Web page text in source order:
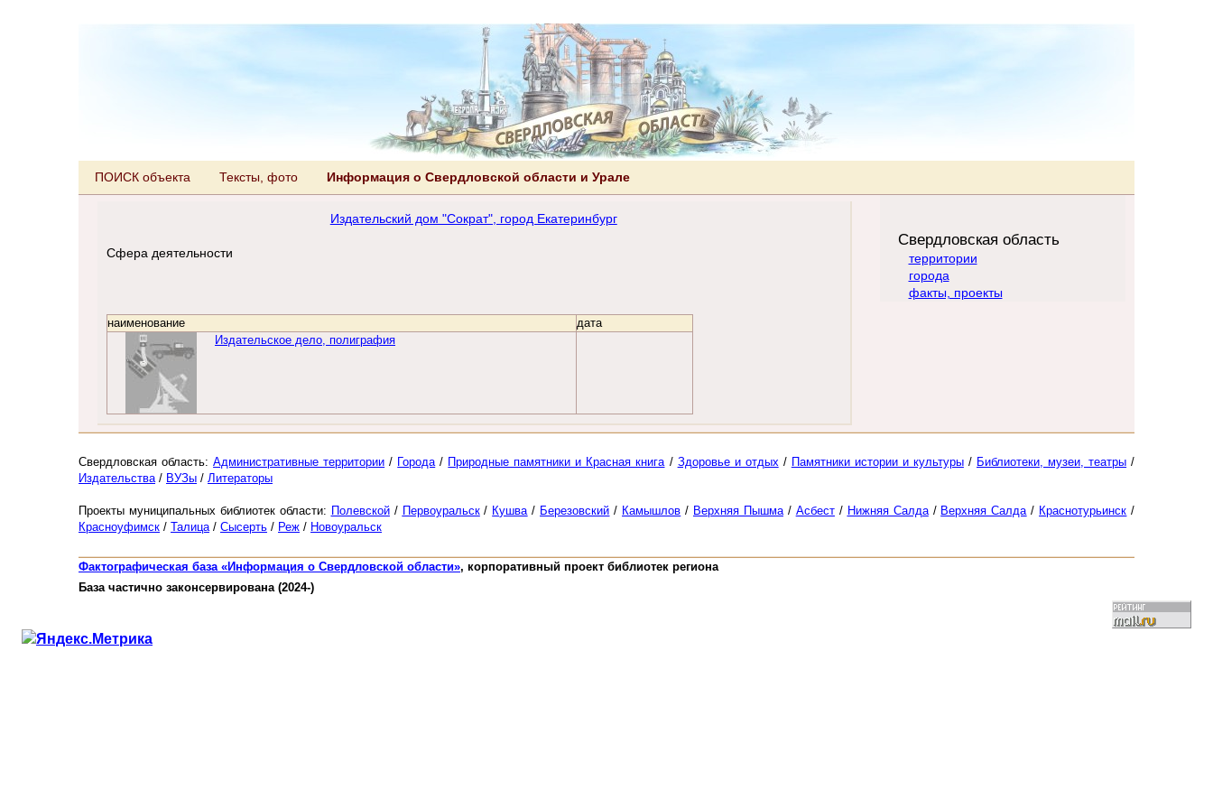
ПОИСК объекта Тексты, фото Информация о Свердловской области и Урале
Издательский дом "Сократ", город Екатеринбург
Сфера деятельности
наименование
дата
Издательское дело, полиграфия
Свердловская область
территории
города
факты, проекты
Свердловская область:Административные территории / Города/ Природные памятники и Красная книга/ Здоровье и отдых/ Памятники истории и культуры/ Библиотеки, музеи, театры /
Издательства/ ВУЗы / Литераторы
Проекты муниципальных библиотек области: Полевской/ Первоуральск/ Кушва/ Березовский / Камышлов / Верхняя Пышма/ Асбест/ Нижняя Салда/ Верхняя Салда/ Краснотурьинск /
Красноуфимск / Талица/ Сысерть / Реж / Новоуральск
Фактографическая база «Информация о Свердловской области», корпоративный проект библиотек региона
База частично законсервирована (2024-)